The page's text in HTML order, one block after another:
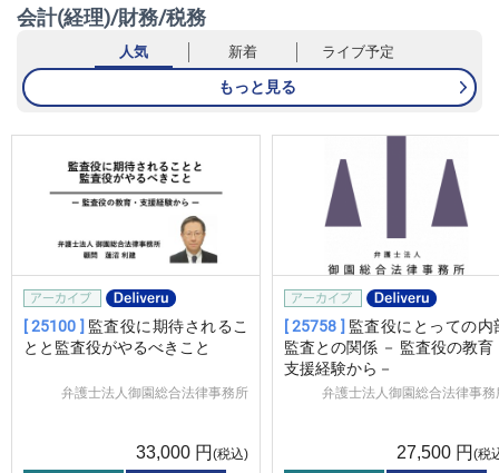
会計(経理)/財務/税務
人気 新着 ライブ予定
もっと見る
[ 25100 ] 監査役に期待されるこ
とと監査役がやるべきこと
弁護士法人御園総合法律事務所
33,000 円(税込)
[ 25758 ] 監査役にとっての内
監査との関係 － 監査役の教育
支援経験から－
弁護士法人御園総合法律事務
27,500 円(税